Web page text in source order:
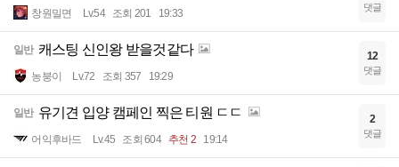
창원밀면 Lv.54 조회 201 19:33 댓글
일반 캐스팅 신인왕 받을것같다
농붕이 Lv.72 조회 357 19:29
12
댓글
일반 유기견 입양 캠페인 찍은 티원 ㄷㄷ
어익후바드 Lv.45 조회 604 추천 2 19:14
2
댓글